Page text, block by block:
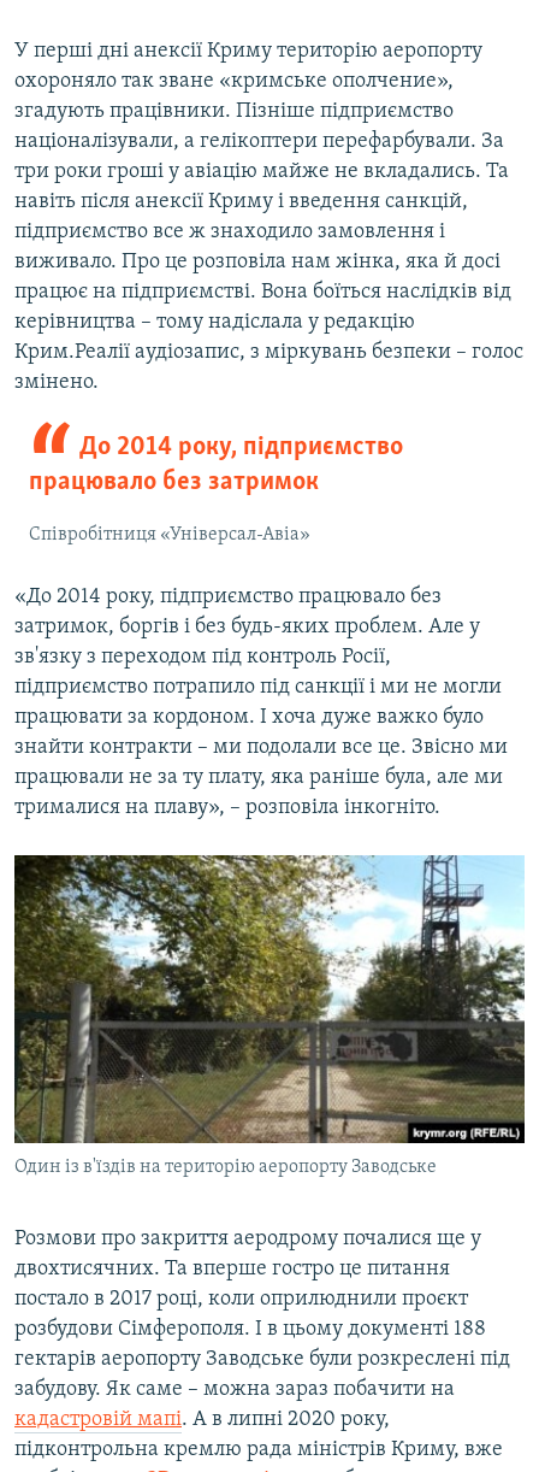
У перші дні анексії Криму територію аеропорту
охороняло так зване «кримське ополчение»,
згадують працівники. Пізніше підприємство
націоналізували, а гелікоптери перефарбували. За
три роки гроші у авіацію майже не вкладались. Та
навіть після анексії Криму і введення санкцій,
підприємство все ж знаходило замовлення і
виживало. Про це розповіла нам жінка, яка й досі
працює на підприємстві. Вона боїться наслідків від
керівництва – тому надіслала у редакцію
Крим.Реалії аудіозапис, з міркувань безпеки – голос
змінено.
До 2014 року, підприємство
працювало без затримок
Співробітниця «Універсал-Авіа»
«До 2014 року, підприємство працювало без
затримок, боргів і без будь-яких проблем. Але у
зв'язку з переходом під контроль Росії,
підприємство потрапило під санкції і ми не могли
працювати за кордоном. І хоча дуже важко було
знайти контракти – ми подолали все це. Звісно ми
працювали не за ту плату, яка раніше була, але ми
трималися на плаву», – розповіла інкогніто.
Один із в'їздів на територію аеропорту Заводське
Розмови про закриття аеродрому почалися ще у
двохтисячних. Та вперше гостро це питання
постало в 2017 році, коли оприлюднили проєкт
розбудови Сімферополя. І в цьому документі 188
гектарів аеропорту Заводське були розкреслені під
забудову. Як саме – можна зараз побачити на
кадастровій мапі. А в липні 2020 року,
підконтрольна кремлю рада міністрів Криму, вже